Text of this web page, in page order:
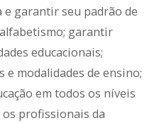
e garantir seu padrão de
garantir
educacionais;
modalidades de ensino;
em todos os níveis
os profissionais da